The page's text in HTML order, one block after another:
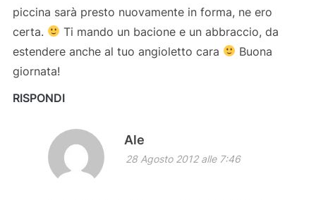
piccina sarà presto nuovamente in forma, ne ero
certa.
Ti mando un bacione e un abbraccio, da
estendere anche al tuo angioletto cara
Buona
giornata!
RISPONDI
Ale
28 Agosto 2012 alle 7:46